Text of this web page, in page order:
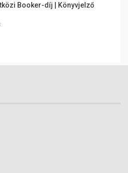
Booker-díj | Könyvjelző